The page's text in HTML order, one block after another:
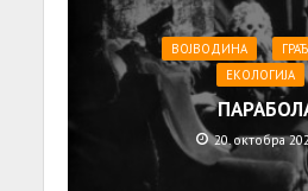
ВОЈВОДИНА
ЕКОЛОГИЈА
20. октобра